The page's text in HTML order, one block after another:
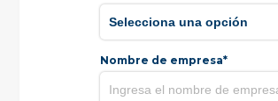
Nombre de empresa*